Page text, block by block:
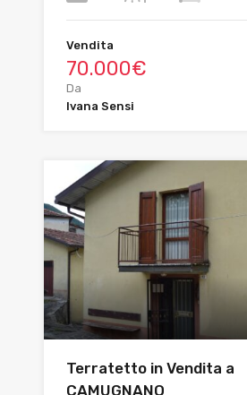
Vendita
70.000€
Da
Ivana Sensi
Terratetto in Vendita a
CAMUGNANO